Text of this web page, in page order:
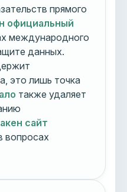
прямого
официальный
международного
данных.
это лишь точка
также удаляет
сайт
вопросах